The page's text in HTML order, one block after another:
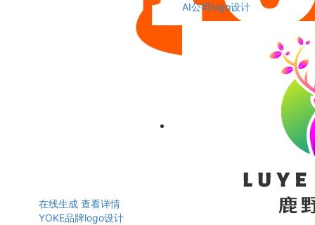
在线生成 查看详情
YOKE品牌logo设计
AI公司logo设计